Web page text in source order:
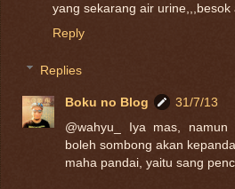
yang sekarang air
Reply
Replies
Boku no Blog
31/7/13
@wahyu_ Iya mas, namun
boleh sombong akan
maha pandai, yaitu sang